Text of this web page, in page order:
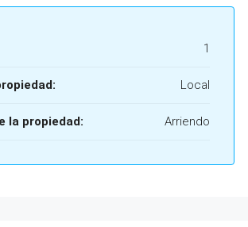
1
Local
la propiedad: Arriendo